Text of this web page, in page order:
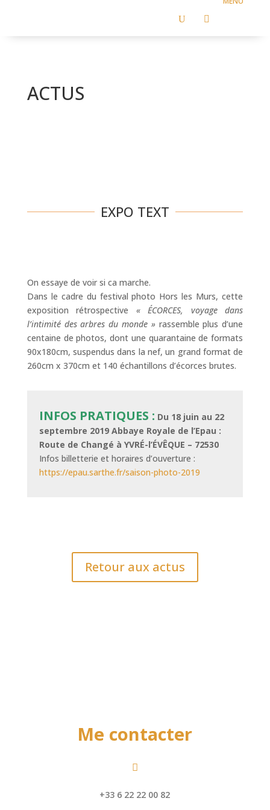
U 
ACTUS
EXPO TEXT
On essaye de voir si ca marche.
Dans le cadre du festival photo Hors les Murs, cette
exposition rétrospective « ÉCORCES, voyage dans
l’intimité des arbres du monde »rassemble plus d’une
centaine de photos, dont une quarantaine de formats
90x180cm, suspendus dans la nef, un grand format de
260cm x 370cm et 140 échantillons d’écorces brutes.
INFOS PRATIQUES : Du 18 juin au 22
septembre 2019 Abbaye Royale de l’Epau :
Route de Changé à YVRÉ-l’ÉVÊQUE – 72530
Infos billetterie et horaires d’ouverture :
https://epau.sarthe.fr/saison-photo-2019
Retour aux actus
Me contacter

+33 6 22 22 00 82